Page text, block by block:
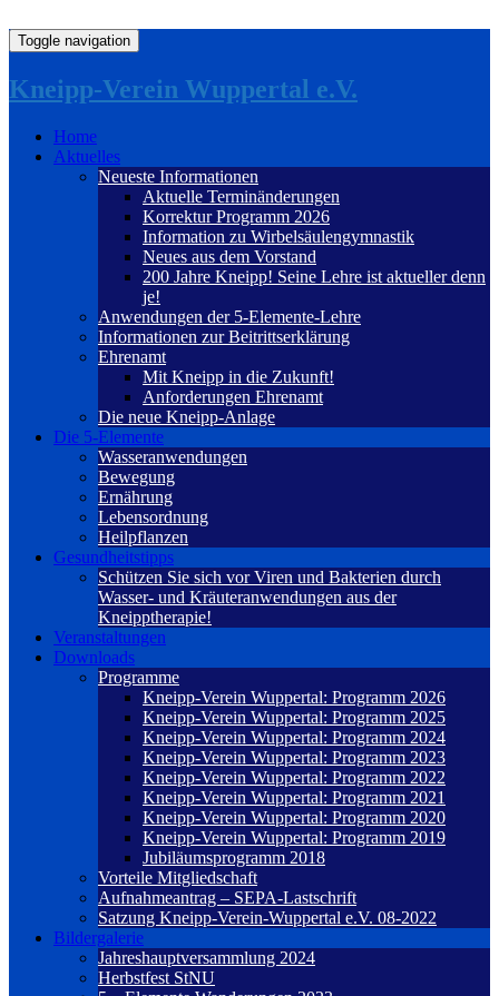
Toggle navigation
Kneipp-Verein Wuppertal e.V.
Home
Aktuelles
Neueste Informationen
Aktuelle Terminänderungen
Korrektur Programm 2026
Information zu Wirbelsäulengymnastik
Neues aus dem Vorstand
200 Jahre Kneipp! Seine Lehre ist aktueller denn
je!
Anwendungen der 5-Elemente-Lehre
Informationen zur Beitrittserklärung
Ehrenamt
Mit Kneipp in die Zukunft!
Anforderungen Ehrenamt
Die neue Kneipp-Anlage
Die 5-Elemente
Wasseranwendungen
Bewegung
Ernährung
Lebensordnung
Heilpflanzen
Gesundheitstipps
Schützen Sie sich vor Viren und Bakterien durch
Wasser- und Kräuteranwendungen aus der
Kneipptherapie!
Veranstaltungen
Downloads
Programme
Kneipp-Verein Wuppertal: Programm 2026
Kneipp-Verein Wuppertal: Programm 2025
Kneipp-Verein Wuppertal: Programm 2024
Kneipp-Verein Wuppertal: Programm 2023
Kneipp-Verein Wuppertal: Programm 2022
Kneipp-Verein Wuppertal: Programm 2021
Kneipp-Verein Wuppertal: Programm 2020
Kneipp-Verein Wuppertal: Programm 2019
Jubiläumsprogramm 2018
Vorteile Mitgliedschaft
Aufnahmeantrag – SEPA-Lastschrift
Satzung Kneipp-Verein-Wuppertal e.V. 08-2022
Bildergalerie
Jahreshauptversammlung 2024
Herbstfest StNU